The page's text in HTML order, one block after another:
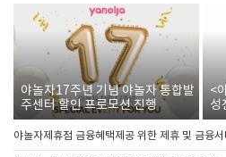
야놀자17주년 기념 야놀자 통합발
주센터 할인 프로모션 진행
<
성
야놀자제휴점 금융혜택제공 위한 제휴 및 금융서